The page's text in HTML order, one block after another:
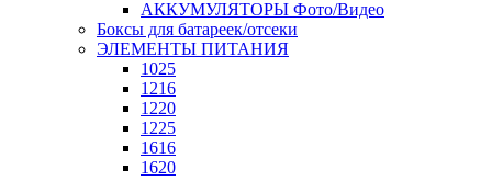
АККУМУЛЯТОРЫ Фото/Видео
Боксы для батареек/отсеки
ЭЛЕМЕНТЫ ПИТАНИЯ
1025
1216
1220
1225
1616
1620